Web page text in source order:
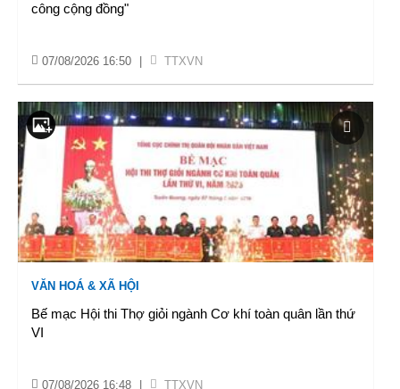
công cộng đồng"
07/08/2026 16:50 TTXVN
VĂN HOÁ & XÃ HỘI
Bế mạc Hội thi Thợ giỏi ngành Cơ khí toàn quân lần thứ
VI
07/08/2026 16:48 TTXVN